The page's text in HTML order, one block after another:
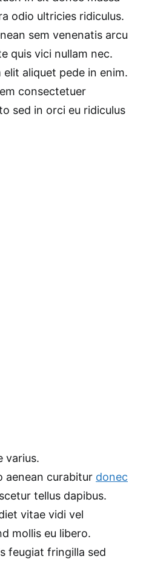
odio ultricies ridiculus.
sem venenatis arcu
quis vici nullam nec.
aliquet pede in enim.
consectetuer
sed in orci eu ridiculus
varius.
aenean curabitur donec
tellus dapibus.
vitae vidi vel
mollis eu libero.
feugiat fringilla sed